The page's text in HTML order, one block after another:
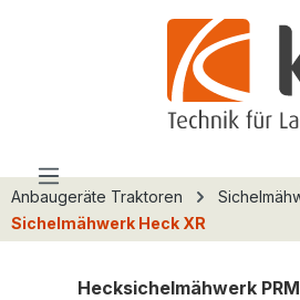
Anbaugeräte Traktoren
Sichelmähwerk Heck XR
Hecksichelmähwerk